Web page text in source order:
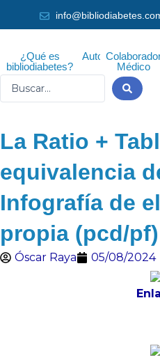
al
¿Qué es
bibliodiabetes?
Autor
Médico
La Ratio +
equivalencia
Infografía de
propia (pcd/pf)
Óscar Raya 05/08/2024